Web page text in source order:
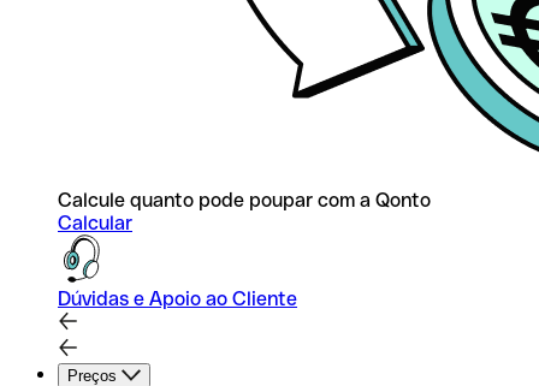
Calcule quanto pode poupar com a Qonto
Calcular
Dúvidas e Apoio ao Cliente
Preços